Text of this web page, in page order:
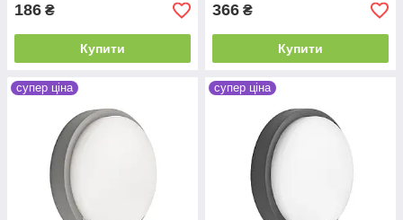
186 ₴
Купити
366 ₴
Купити
супер ціна супер ціна